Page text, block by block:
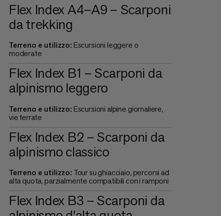
Flex Index A4–A9 – Scarponi
da trekking
Terreno e utilizzo:Escursioni leggere o
moderate
Flex Index B1 – Scarponi da
alpinismo leggero
Terreno e utilizzo:Escursioni alpine giornaliere,
vie ferrate
Flex Index B2 – Scarponi da
alpinismo classico
Terreno e utilizzo: Tour su ghiacciaio, percorsi ad
alta quota, parzialmente compatibili con i ramponi
Flex Index B3 – Scarponi da